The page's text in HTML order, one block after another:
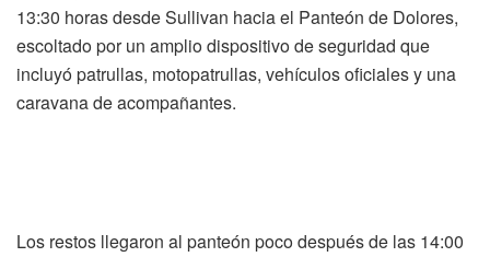
13:30 horas desde Sullivan hacia el Panteón de Dolores,
escoltado por un amplio dispositivo de seguridad que
incluyó patrullas, motopatrullas, vehículos oficiales y una
caravana de acompañantes.
Los restos llegaron al panteón poco después de las 14:00